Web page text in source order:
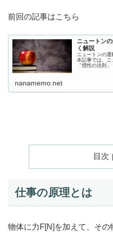
前回の記事はこちら
ニュートン
く解説
ニュートンの
本記事では、ニ
「慣性の法則
nanamemo.net
目次
仕事の原理とは
物体に力F[N]を加えて、そ